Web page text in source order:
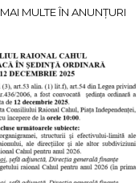
MAI MULTE ÎN ANUNȚURI